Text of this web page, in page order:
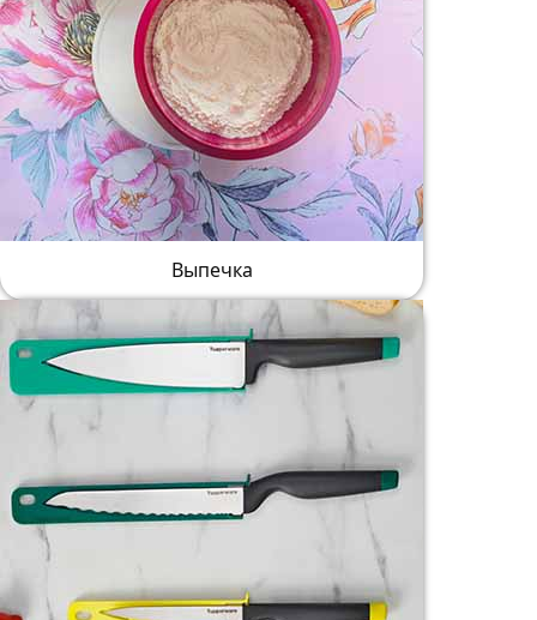
Выпечка